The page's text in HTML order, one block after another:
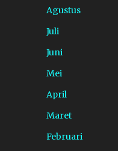
Agustus
Juli
Juni
Mei
April
Maret
Februari